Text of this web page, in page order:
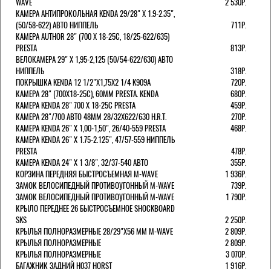
КАМЕРА АНТИПРОКОЛЬНАЯ KENDA 29/28" Х 1.9-2.35",
(50/58-622) АВТО НИППЕЛЬ
711Р.
КАМЕРА AUTHOR 28" (700 Х 18-25С, 18/25-622/635)
PRESTA
813Р.
ВЕЛОКАМЕРА 29" X 1,95-2,125 (50/54-622/630) АВТО
НИППЕЛЬ
318Р.
ПОКРЫШКА KENDA 12 1/2"Х1,75X2 1/4 K909A
720Р.
КАМЕРА 28" (700Х18-25С), 60ММ PRESTA. KENDA
680Р.
КАМЕРА KENDA 28" 700 Х 18-25С PRESTA
459Р.
КАМЕРА 28"/700 АВТО 48ММ 28/32Х622/630 H.R.T.
270Р.
КАМЕРА KENDA 26" Х 1,00-1,50", 26/40-559 PRESTA
468Р.
КАМЕРА KENDA 26" Х 1.75-2.125", 47/57-559 НИППЕЛЬ
PRESTA
478Р.
КАМЕРА KENDA 24" Х 1 3/8", 32/37-540 АВТО
355Р.
КОРЗИНА ПЕРЕДНЯЯ БЫСТРОСЪЕМНАЯ M-WAVE
1 936Р.
ЗАМОК ВЕЛОСИПЕДНЫЙ ПРОТИВОУГОННЫЙ M-WAVE
739Р.
ЗАМОК ВЕЛОСИПЕДНЫЙ ПРОТИВОУГОННЫЙ M-WAVE
1 790Р.
КРЫЛО ПЕРЕДНЕЕ 26 БЫСТРОСЪЕМНОЕ SHOCKBOARD
SKS
2 250Р.
КРЫЛЬЯ ПОЛНОРАЗМЕРНЫЕ 28/29"Х56 ММ M-WAVE
2 809Р.
КРЫЛЬЯ ПОЛНОРАЗМЕРНЫЕ
2 809Р.
КРЫЛЬЯ ПОЛНОРАЗМЕРНЫЕ
3 070Р.
БАГАЖНИК ЗАДНИЙ H037 HORST
1 916Р.